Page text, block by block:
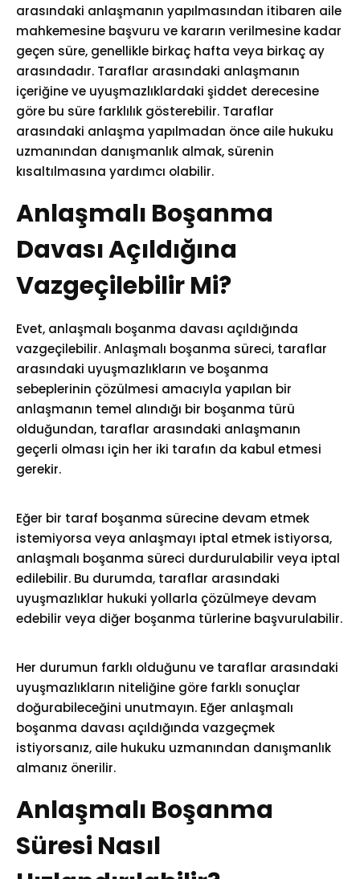
arasındaki anlaşmanın yapılmasından itibaren aile
mahkemesine başvuru ve kararın verilmesine kadar
geçen süre, genellikle birkaç hafta veya birkaç ay
arasındadır. Taraflar arasındaki anlaşmanın
içeriğine ve uyuşmazlıklardaki şiddet derecesine
göre bu süre farklılık gösterebilir. Taraflar
arasındaki anlaşma yapılmadan önce aile hukuku
uzmanından danışmanlık almak, sürenin
kısaltılmasına yardımcı olabilir.
Anlaşmalı Boşanma
Davası Açıldığına
Vazgeçilebilir Mi?
Evet, anlaşmalı boşanma davası açıldığında
vazgeçilebilir. Anlaşmalı boşanma süreci, taraflar
arasındaki uyuşmazlıkların ve boşanma
sebeplerinin çözülmesi amacıyla yapılan bir
anlaşmanın temel alındığı bir boşanma türü
olduğundan, taraflar arasındaki anlaşmanın
geçerli olması için her iki tarafın da kabul etmesi
gerekir.
Eğer bir taraf boşanma sürecine devam etmek
istemiyorsa veya anlaşmayı iptal etmek istiyorsa,
anlaşmalı boşanma süreci durdurulabilir veya iptal
edilebilir. Bu durumda, taraflar arasındaki
uyuşmazlıklar hukuki yollarla çözülmeye devam
edebilir veya diğer boşanma türlerine başvurulabilir.
Her durumun farklı olduğunu ve taraflar arasındaki
uyuşmazlıkların niteliğine göre farklı sonuçlar
doğurabileceğini unutmayın. Eğer anlaşmalı
boşanma davası açıldığında vazgeçmek
istiyorsanız, aile hukuku uzmanından danışmanlık
almanız önerilir.
Anlaşmalı Boşanma
Süresi Nasıl